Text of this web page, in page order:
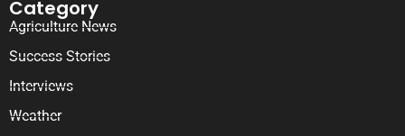
Category
Agriculture News
Success Stories
Interviews
Weather